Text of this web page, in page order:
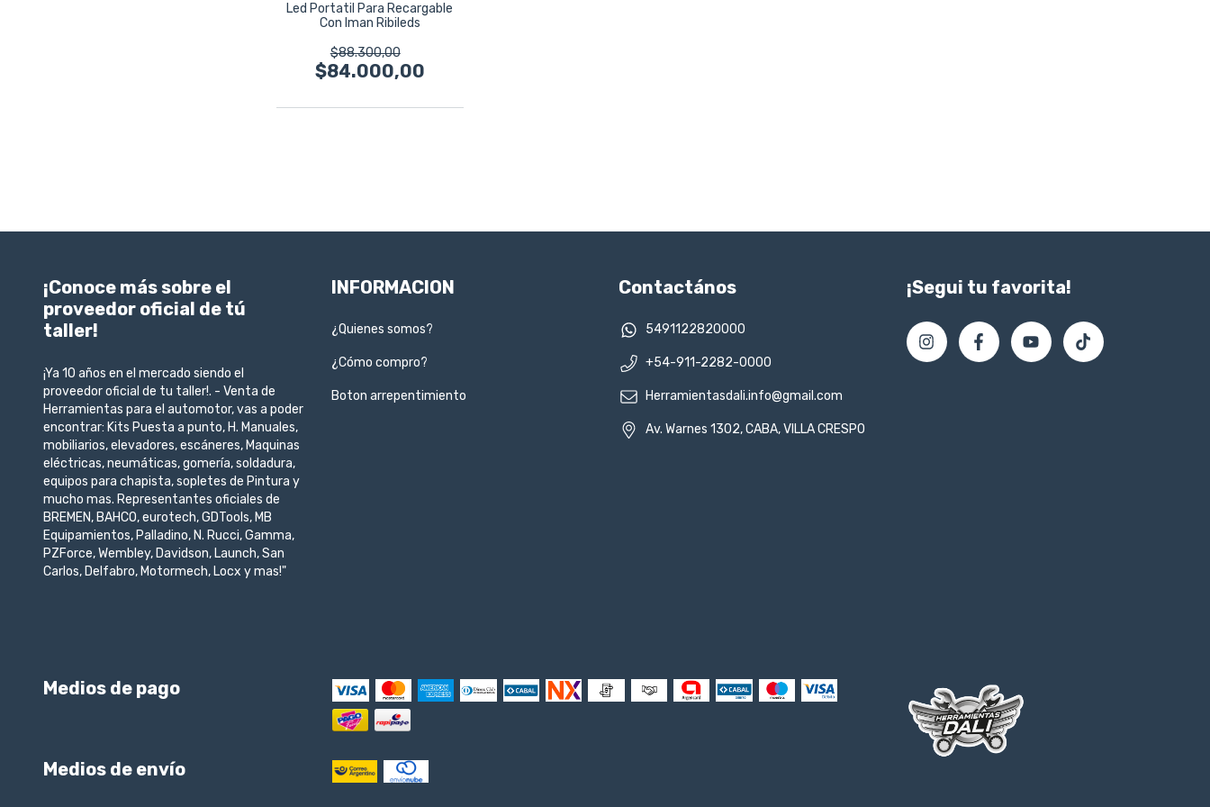
Led Portatil Para Recargable
Con Iman Ribileds
$88.300,00
$84.000,00
¡Conoce más sobre el
proveedor oficial de tú
taller!
¡Ya 10 años en el mercado siendo el
proveedor oficial de tu taller!. - Venta de
Herramientas para el automotor, vas a poder
encontrar: Kits Puesta a punto, H. Manuales,
mobiliarios, elevadores, escáneres, Maquinas
eléctricas, neumáticas, gomería, soldadura,
equipos para chapista, sopletes de Pintura y
mucho mas. Representantes oficiales de
BREMEN, BAHCO, eurotech, GDTools, MB
Equipamientos, Palladino, N. Rucci, Gamma,
PZForce, Wembley, Davidson, Launch, San
Carlos, Delfabro, Motormech, Locx y mas!"
INFORMACION
¿Quienes somos?
¿Cómo compro?
Boton arrepentimiento
Contactános
5491122820000
+54-911-2282-0000
Herramientasdali.info@gmail.com
Av. Warnes 1302, CABA, VILLA CRESPO
¡Segui tu favorita!
Medios de pago
Medios de envío